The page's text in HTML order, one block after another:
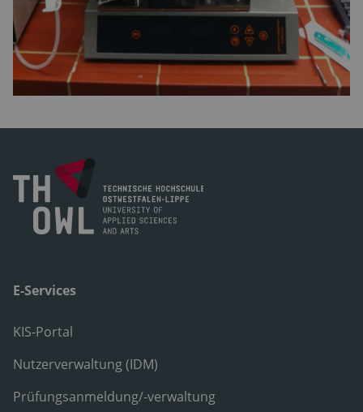
E-Services
KIS-Portal
Nutzerverwaltung (IDM)
Prüfungsanmeldung/-verwaltung